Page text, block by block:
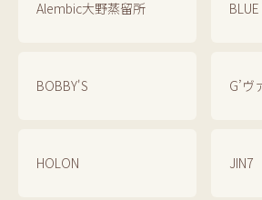
Alembic大野蒸留所
BOBBY'S G’ヴ
HOLON JIN7